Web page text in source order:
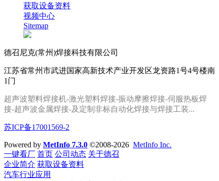
获取设备资料
视频中心
Sitemap
德召尼克(常州)焊接科技有限公司
江苏省常州市武进国家高新技术产业开发区龙资路1号4号楼南
1门
超声波塑料焊接机-激光塑料焊接-振动摩擦焊接-伺服热板焊
接-超声波金属焊接-及定制 非标自动化焊接与焊接工装...
苏ICP备17001569-2
Powered by MetInfo 7.3.0 ©2008-2026 MetInfo Inc.
一键看厂 首页 公司动态 关于德召
企业简介 获取设备资料
汽车行业应用